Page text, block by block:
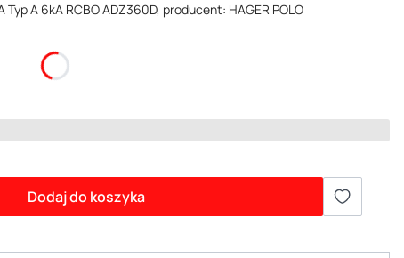
A 6kA RCBO ADZ360D, producent: HAGER POLO
Dodaj do koszyka